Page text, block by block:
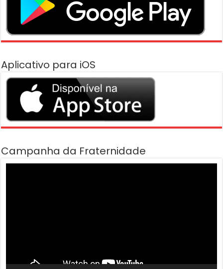
Aplicativo para iOS
Campanha da Fraternidade